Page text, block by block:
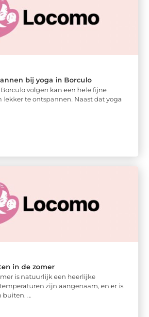
bij yoga in Borculo
volgen kan een hele fijne
lekker te ontspannen. Naast dat yoga
in de zomer
is natuurlijk een heerlijke
zijn aangenaam, en er is
buiten. ...